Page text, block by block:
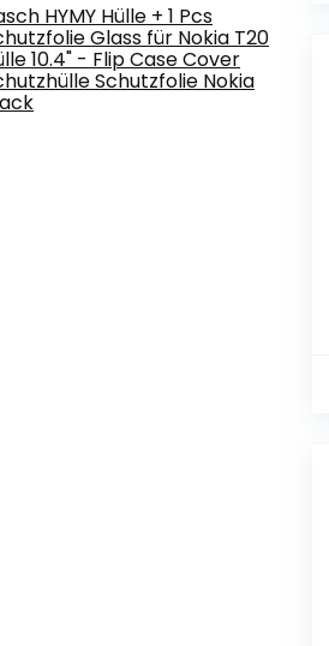
HYMY Hülle + 1 Pcs
Glass für Nokia T20
10.4" - Flip Case Cover
Schutzfolie Nokia